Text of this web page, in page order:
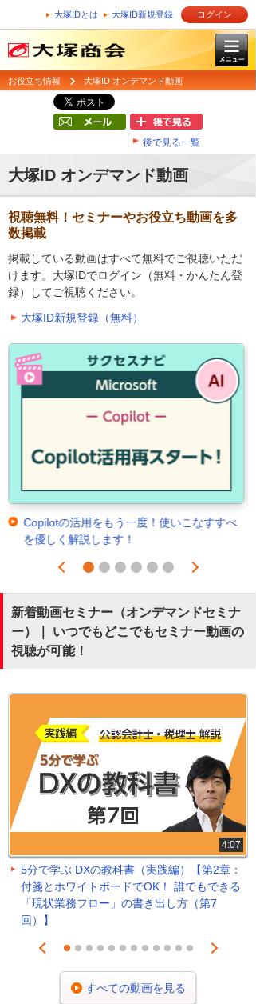
大塚IDとは 大塚ID新規登録 ログイン
お役立ち情報 大塚ID オンデマンド動画
後で見る一覧
大塚ID オンデマンド動画
視聴無料！セミナーやお役立ち動画を多
数掲載
掲載している動画はすべて無料でご視聴いただ
けます。大塚IDでログイン（無料・かんたん登
録）してご視聴ください。
大塚ID新規登録（無料）
Copilotの活用をもう一度！使いこなすすべ
を優しく解説します！
Prev
1 2 3 4 5 6
Next
新着動画セミナー（オンデマンドセミナ
ー）｜ いつでもどこでもセミナー動画の
視聴が可能！
4:07
5分で学ぶ DXの教科書（実践編）【第2章：
付箋とホワイトボードでOK！ 誰でもできる
「現状業務フロー」の書き出し方（第7
回）】
Prev
1 2 3 4 5 6 7 8 9 101112
Next
すべての動画を見る